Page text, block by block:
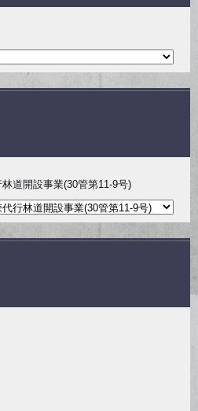
道開設事業(30管第11-9号)